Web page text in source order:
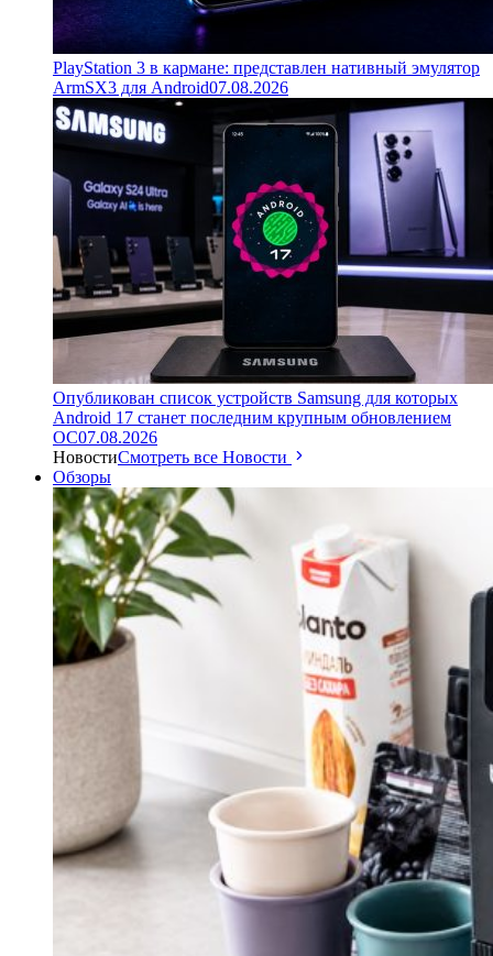
PlayStation 3 в кармане: представлен нативный эмулятор
ArmSX3 для Android07.08.2026
Опубликован список устройств Samsung для которых
Android 17 станет последним крупным обновлением
ОС07.08.2026
НовостиСмотреть все Новости
Обзоры